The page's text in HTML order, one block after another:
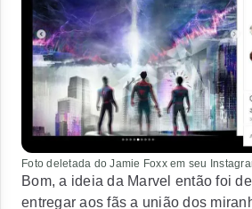
Foto deletada do Jamie Foxx em seu
Bom, a ideia da Marvel então foi
entregar aos fãs a união dos